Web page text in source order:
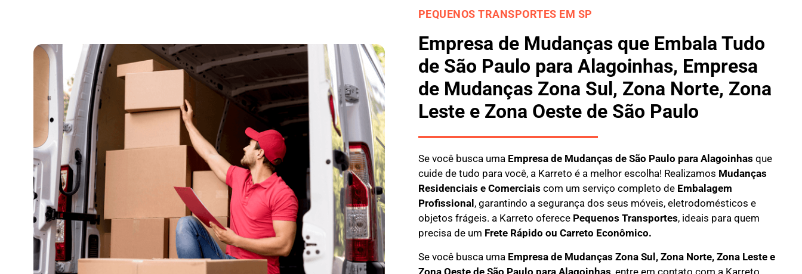
PEQUENOS TRANSPORTES EM SP
Empresa de Mudanças que Embala Tudo
de São Paulo para Alagoinhas, Empresa
de Mudanças Zona Sul, Zona Norte, Zona
Leste e Zona Oeste de São Paulo
Se você busca umaEmpresa de Mudanças de São Paulo para Alagoinhas que
cuide de tudo para você, a Karreto é a melhor escolha! Realizamos Mudanças
Residenciais e Comerciais com um serviço completo de Embalagem
Profissional , garantindo a segurança dos seus móveis, eletrodomésticos e
objetos frágeis. a Karreto oferece Pequenos Transportes, ideais para quem
precisa de um Frete Rápido ou Carreto Econômico.
Se você busca uma Empresa de Mudanças Zona Sul, Zona Norte, Zona Leste e
Zona Oeste de São Paulo para Alagoinhas , entre em contato com a Karreto.